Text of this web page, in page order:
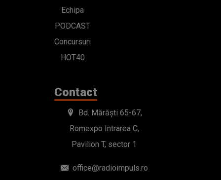
Echipa
PODCAST
Concursuri
HOT40
Contact
Bd. Mărăști 65-67,
Romexpo Intrarea C,
Pavilion T, sector 1
office@radioimpuls.ro